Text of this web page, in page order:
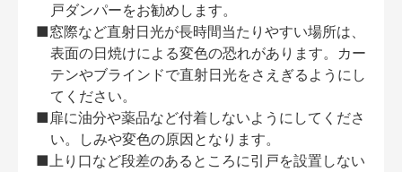
戸ダンパーをお勧めします。
■窓際など直射日光が長時間当たりやすい場所は、
表面の日焼けによる変色の恐れがあります。カー
テンやブラインドで直射日光をさえぎるようにし
てください。
■扉に油分や薬品など付着しないようにしてくださ
い。しみや変色の原因となります。
■上り口など段差のあるところに引戸を設置しない